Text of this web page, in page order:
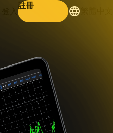
註冊